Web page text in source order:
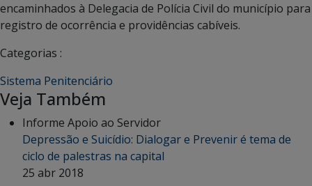
encaminhados à Delegacia de Polícia Civil do município para
registro de ocorrência e providências cabíveis.
Categorias :
Sistema Penitenciário
Veja Também
Informe Apoio ao Servidor
Depressão e Suicídio: Dialogar e Prevenir é tema de
ciclo de palestras na capital
25 abr 2018